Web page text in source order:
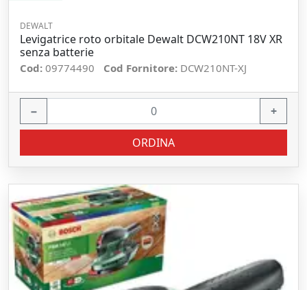
DEWALT
Levigatrice roto orbitale Dewalt DCW210NT 18V XR
senza batterie
Cod: 09774490 Cod Fornitore: DCW210NT-XJ
− +
ORDINA